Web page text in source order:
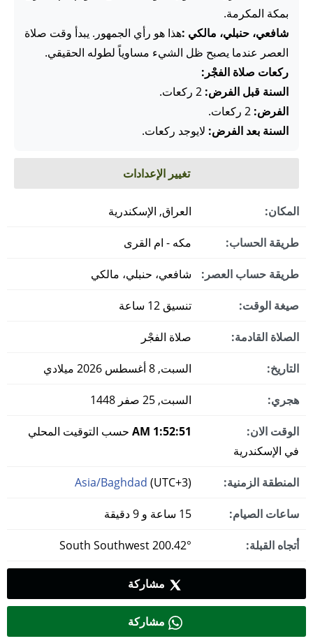
بمكة المكرمة.
شافعي، حنبلي، مالكي :هذا هو رأي الجمهور. يبدأ وقت صلاة
العصر عندما يصبح ظل الشيء مساوياً لطوله الحقيقي.
ركعات صلاة الفجْر:
السنة قبل الفرض:
الفرض:
السنة بعد الفرض: لايوجد ركعات.
تغيير الإعدادات
المكان: العراق, الإسكندرية
طريقة الحساب: مكه - ام القرى
طريقة حساب العصر: شافعي، حنبلي، مالكي
صيغة الوقت: تنسيق 12 ساعة
الصلاة القادمة: صلاة الفجْر
التاريخ: السبت, 8 أغسطس 2026 ميلادي
هجري: السبت, 25 صفر 1448
الوقت الان: 1:52:51 AM
حسب التوقيت المحلي
في الإسكندرية
المنطقة الزمنية: Asia/Baghdad (UTC+3)
ساعات الصيام:
أتجاه القبلة:
مشاركة
مشاركة